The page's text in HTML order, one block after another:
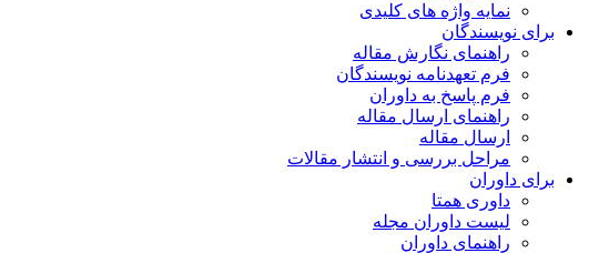
نمایه واژه های کلیدی
برای نویسندگان
راهنمای نگارش مقاله
فرم تعهدنامه نویسندگان
فرم پاسخ به داوران
راهنمای ارسال مقاله
ارسال مقاله
مراحل بررسی و انتشار مقالات
برای داوران
داوری همتا
لیست داوران مجله
راهنمای داوران